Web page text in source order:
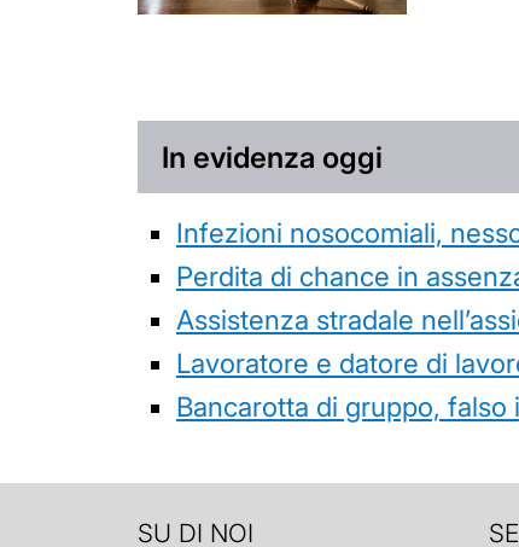
In evidenza oggi
Infezioni nosocomiali,
Perdita di chance in
Assistenza stradale
Lavoratore e datore di
Bancarotta di gruppo,
SU DI NOI